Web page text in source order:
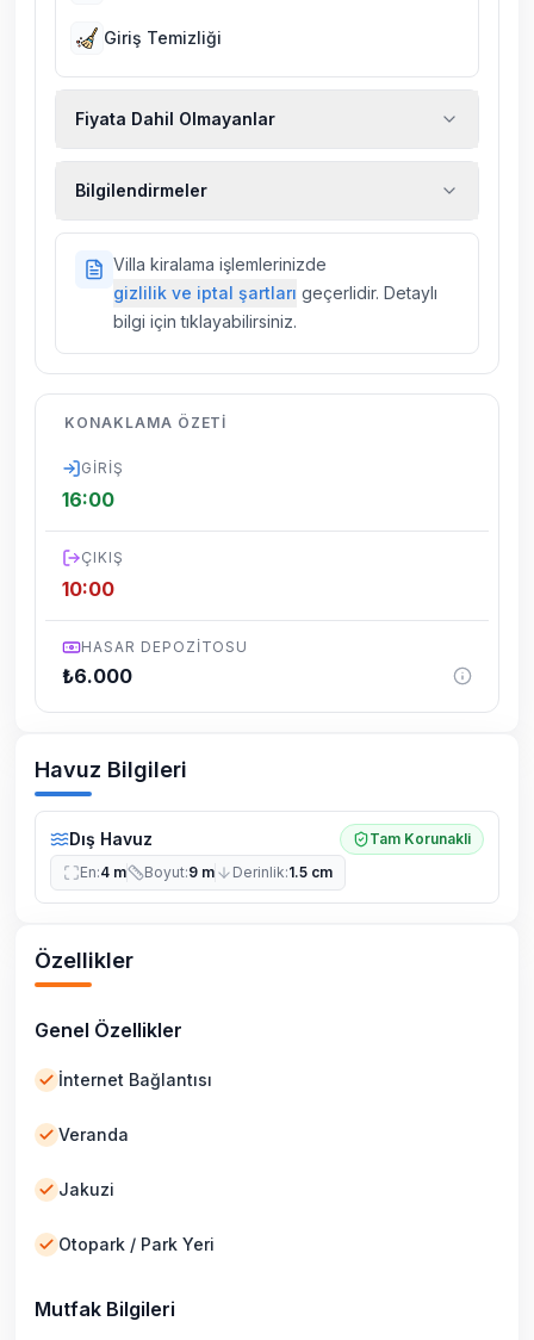
Giriş Temizliği
Fiyata Dahil Olmayanlar
sigortaları fiyatlara dahil değildir.
Bilgilendirmeler
villalarımızda düzenli olarak ilaçlama
yapılmaktadır. Buna rağmen çevrede
kelebek, böcek, sinek vs. bulunma ihtimali
dönemsel olarak altyapı çalışmaları
yapılabilmektedir. Bu çalışma nedeniyle yol
Villa kiralama işlemlerinizde
gizlilik ve iptal şartları geçerlidir. Detaylı
bilgi için tıklayabilirsiniz.
KONAKLAMA ÖZETI
GIRIŞ
16:00
ÇIKIŞ
10:00
HASAR DEPOZITOSU
₺6.000
Havuz Bilgileri
Dış Havuz
Tam Korunakli
En:4 m Boyut:9 m Derinlik:1.5 cm
Özellikler
Genel Özellikler
İnternet Bağlantısı
Veranda
Jakuzi
Otopark / Park Yeri
Mutfak Bilgileri